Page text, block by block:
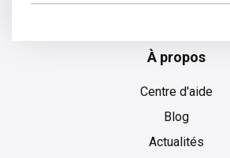
À propos
Centre d'aide
Blog
Actualités